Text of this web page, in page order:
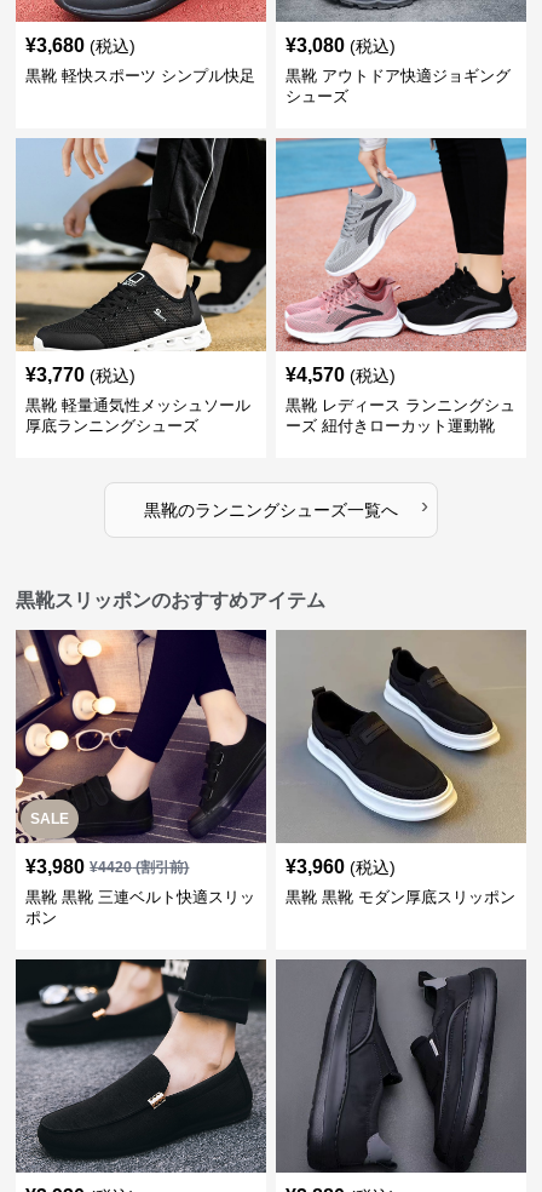
¥3,680 (税込)
黒靴 軽快スポーツ シンプル快足
¥3,080 (税込)
黒靴 アウトドア快適ジョギング
シューズ
¥3,770 (税込)
黒靴 軽量通気性メッシュソール
厚底ランニングシューズ
¥4,570 (税込)
黒靴 レディース ランニングシュ
ーズ 紐付きローカット運動靴
黒靴のランニングシューズ一覧へ ›
黒靴スリッポンのおすすめアイテム
SALE
¥3,980 ¥4420(割引前)
黒靴 黒靴 三連ベルト快適スリッ
ポン
¥3,960 (税込)
黒靴 黒靴 モダン厚底スリッポン